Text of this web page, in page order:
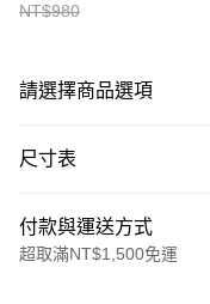
NT$980
請選擇商品選項
尺寸表
付款與運送方式
超取滿NT$1,500免運